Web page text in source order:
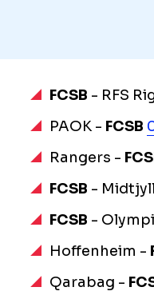
FCSB - RFS
PAOK - FCSB
Rangers -
FCSB -
FCSB -
Hoffenheim -
Qarabag -